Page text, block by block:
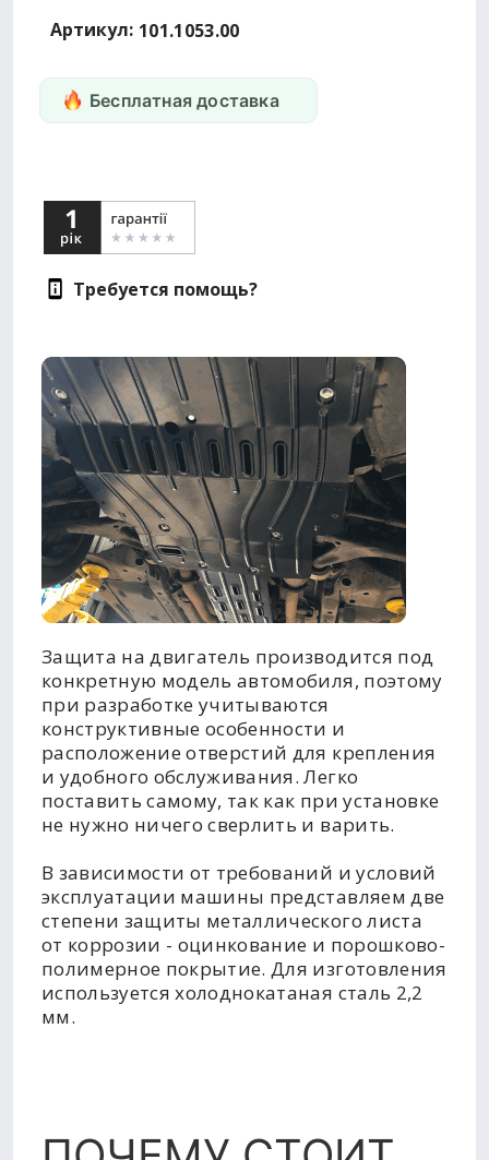
Артикул: 101.1053.00
Бесплатная доставка
Требуется помощь?
Защита на двигатель производится под
конкретную модель автомобиля, поэтому
при разработке учитываются
конструктивные особенности и
расположение отверстий для крепления
и удобного обслуживания. Легко
поставить самому, так как при установке
не нужно ничего сверлить и варить.
В зависимости от требований и условий
эксплуатации машины представляем две
степени защиты металлического листа
от коррозии - оцинкование и порошково-
полимерное покрытие. Для изготовления
используется холоднокатаная сталь 2,2
мм.